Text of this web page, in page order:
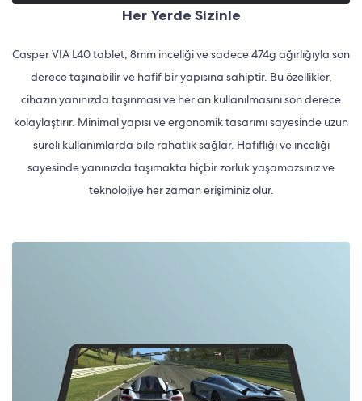
Her Yerde Sizinle
Casper VIA L40 tablet, 8mm inceliği ve sadece 474g ağırlığıyla son
derece taşınabilir ve hafif bir yapısına sahiptir. Bu özellikler,
cihazın yanınızda taşınması ve her an kullanılmasını son derece
kolaylaştırır. Minimal yapısı ve ergonomik tasarımı sayesinde uzun
süreli kullanımlarda bile rahatlık sağlar. Hafifliği ve inceliği
sayesinde yanınızda taşımakta hiçbir zorluk yaşamazsınız ve
teknolojiye her zaman erişiminiz olur.